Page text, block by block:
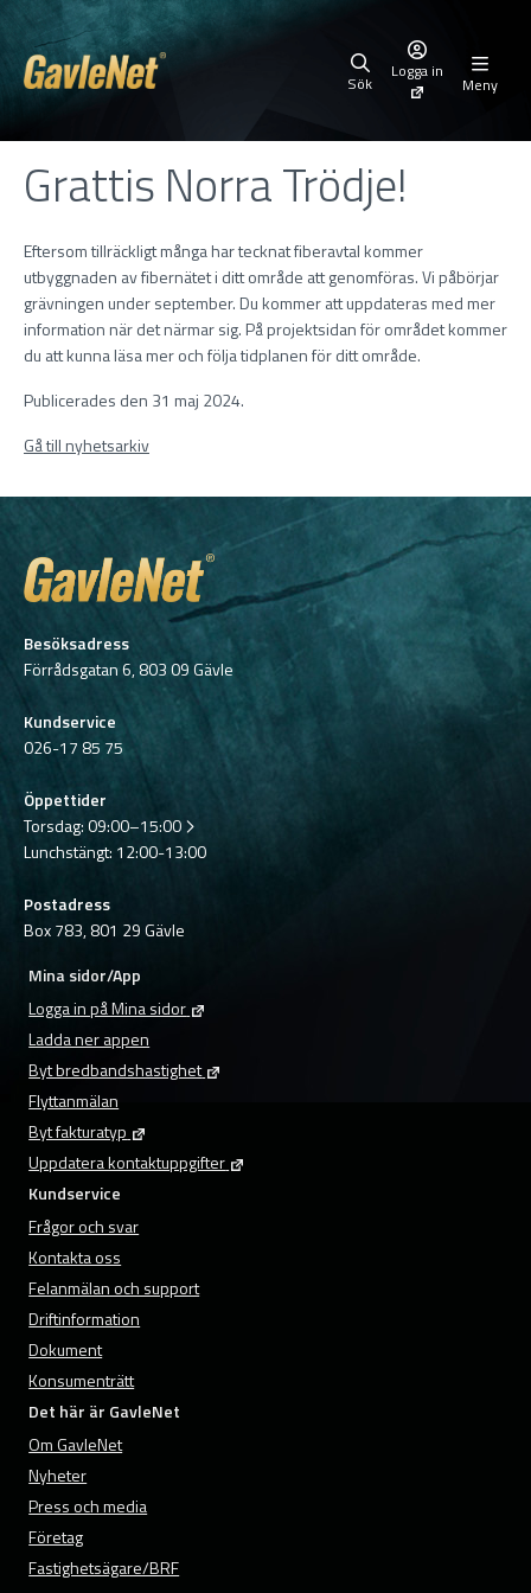
Sök
Logga in
Meny
Grattis Norra Trödje!
Eftersom tillräckligt många har tecknat fiberavtal kommer
utbyggnaden av fibernätet i ditt område att genomföras. Vi påbörjar
grävningen under september. Du kommer att uppdateras med mer
information när det närmar sig. På projektsidan för området kommer
du att kunna läsa mer och följa tidplanen för ditt område.
Publicerades den 31 maj 2024.
Gå till nyhetsarkiv
Besöksadress
Förrådsgatan 6, 803 09 Gävle
Kundservice
026-17 85 75
Öppettider
Torsdag:09:00–15:00
Lunchstängt: 12:00-13:00
Postadress
Box 783, 801 29 Gävle
Mina sidor/App
Logga in på Mina sidor
Ladda ner appen
Byt bredbandshastighet
Flyttanmälan
Byt fakturatyp
Uppdatera kontaktuppgifter
Kundservice
Frågor och svar
Kontakta oss
Felanmälan och support
Driftinformation
Dokument
Konsumenträtt
Det här är GavleNet
Om GavleNet
Nyheter
Press och media
Företag
Fastighetsägare/BRF